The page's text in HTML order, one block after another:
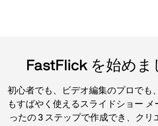
FastFlick を始めま
初心者でも、ビデオ編集のプロでも
もすばやく使えるスライドショー メ
ったの 3 ステップで作成でき、クリ